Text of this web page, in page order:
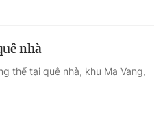
Tuyển sinh
Học trực tuyến
nhà
thể tại quê nhà, khu Ma Vang,